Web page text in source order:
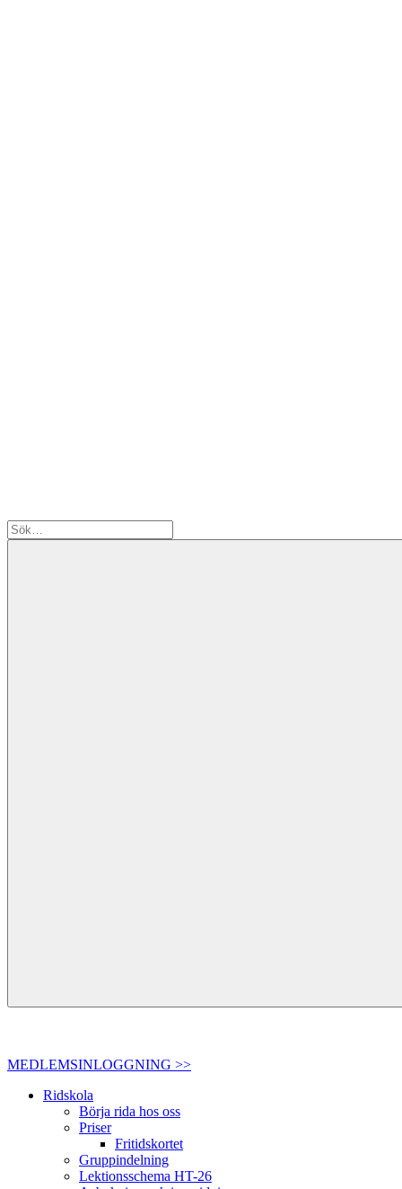
MEDLEMSINLOGGNING >>
Ridskola
Börja rida hos oss
Priser
Fritidskortet
Gruppindelning
Lektionsschema HT-26